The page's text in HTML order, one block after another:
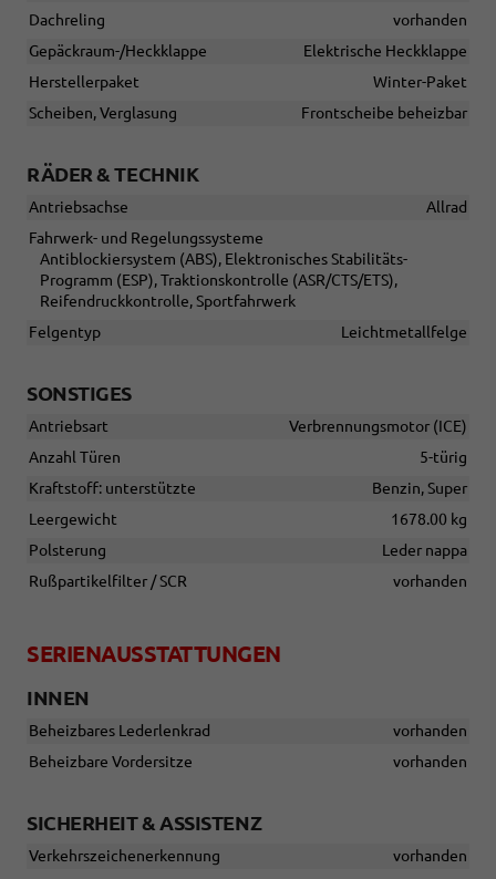
Dachreling
vorhanden
Gepäckraum-/Heckklappe
Elektrische Heckklappe
Herstellerpaket
Winter-Paket
Scheiben, Verglasung
Frontscheibe beheizbar
RÄDER & TECHNIK
Antriebsachse
Allrad
Fahrwerk- und Regelungssysteme
Antiblockiersystem (ABS), Elektronisches Stabilitäts-
Programm (ESP), Traktionskontrolle (ASR/CTS/ETS),
Reifendruckkontrolle, Sportfahrwerk
Felgentyp
Leichtmetallfelge
SONSTIGES
Antriebsart
Verbrennungsmotor (ICE)
Anzahl Türen
5-türig
Kraftstoff: unterstützte
Benzin, Super
Leergewicht
1678.00 kg
Polsterung
Leder nappa
Rußpartikelfilter / SCR
vorhanden
SERIENAUSSTATTUNGEN
INNEN
Beheizbares Lederlenkrad
vorhanden
Beheizbare Vordersitze
vorhanden
SICHERHEIT & ASSISTENZ
Verkehrszeichenerkennung
vorhanden